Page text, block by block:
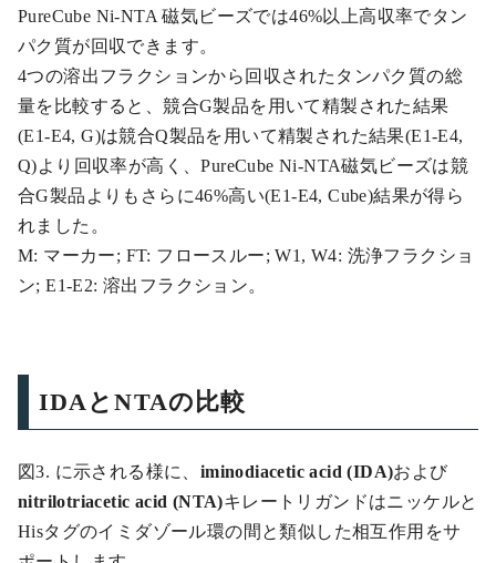
PureCube Ni-NTA 磁気ビーズでは46%以上高収率でタン
パク質が回収できます。
4つの溶出フラクションから回収されたタンパク質の総
量を比較すると、競合G製品を用いて精製された結果
(E1-E4, G)は競合Q製品を用いて精製された結果(E1-E4,
Q)より回収率が高く、PureCube Ni-NTA磁気ビーズは競
合G製品よりもさらに46%高い(E1-E4, Cube)結果が得ら
れました。
M: マーカー; FT: フロースルー; W1, W4: 洗浄フラクショ
ン; E1-E2: 溶出フラクション。
IDAとNTAの比較
図3. に示される様に、 iminodiacetic acid (IDA)および
nitrilotriacetic acid (NTA)キレートリガンドはニッケルと
Hisタグのイミダゾール環の間と類似した相互作用をサ